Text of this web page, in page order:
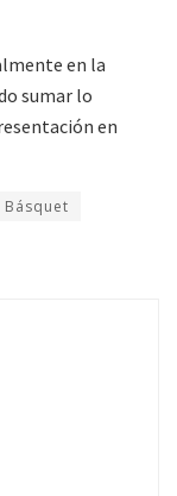
en la
sumar lo
en
Básquet